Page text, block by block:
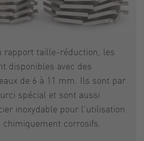
rapport taille-réduction, les
disponibles avec des
de 6 à 11 mm. Ils sont par
spécial et sont aussi
inoxydable pour l'utilisation
corrosifs.